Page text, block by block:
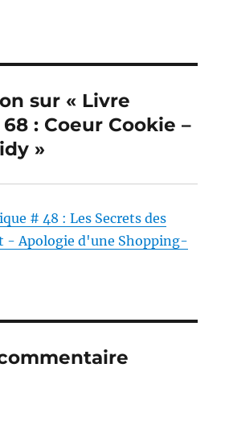
sur « Livre
: Coeur Cookie –
»
# 48 : Les Secrets des
- Apologie d'une Shopping-